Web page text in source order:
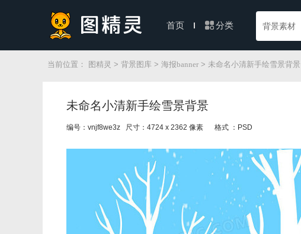
首页 分类 背景素材
当前位置： 图精灵 > 背景图库 > 海报banner > 未命名小清新手绘雪景背景
未命名小清新手绘雪景背景
编号：vnjf8we3z 尺寸：4724 x 2362 像素 格式 ：PSD